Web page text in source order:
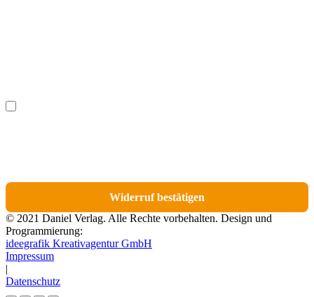
Ich möchte bestimmte Positionen für den Widerruf
Widerruf bestätigen
© 2021 Daniel Verlag. Alle Rechte vorbehalten. Design und
Programmierung:
ideegrafik Kreativagentur GmbH
Impressum
|
Datenschutz